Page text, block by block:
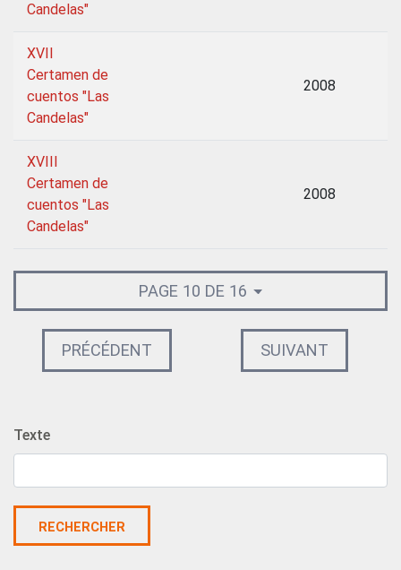
Candelas"
XVII
Certamen de
cuentos "Las
Candelas"
2008
XVIII
Certamen de
cuentos "Las
Candelas"
2008
PAGE 10 DE 16
PRÉCÉDENT SUIVANT
Texte
RECHERCHER